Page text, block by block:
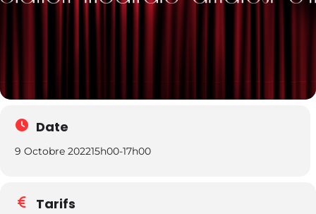
Date
9 Octobre 202215h00-17h00
Tarifs